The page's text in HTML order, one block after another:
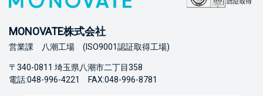
MONOVATE株式会社
営業課 八潮工場 (ISO9001認証取得工場)
〒340-0811 埼玉県八潮市二丁目358
電話:048-996-4221 FAX:048-996-8781